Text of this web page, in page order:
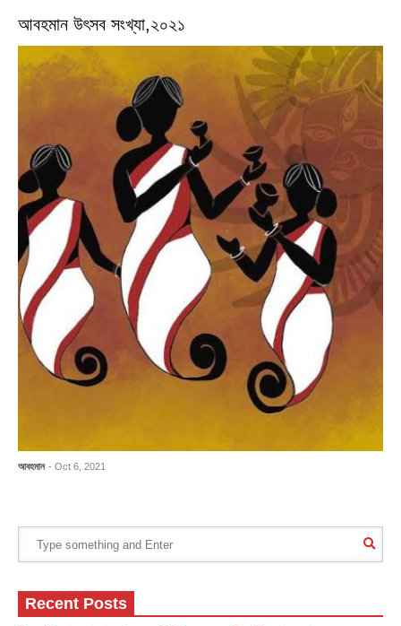
আবহমান উৎসব সংখ্যা,২০২১
আবহমান - Oct 6, 2021
Recent Posts